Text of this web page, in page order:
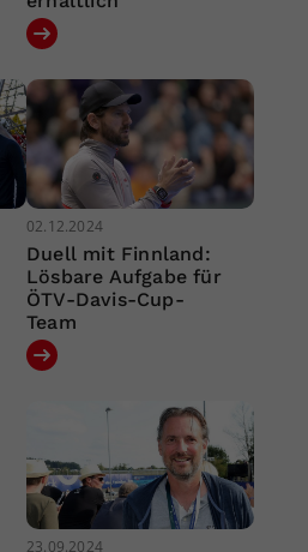
02.12.2024
Duell mit Finnland:
Lösbare Aufgabe für
ÖTV-Davis-Cup-
Team
23.09.2024